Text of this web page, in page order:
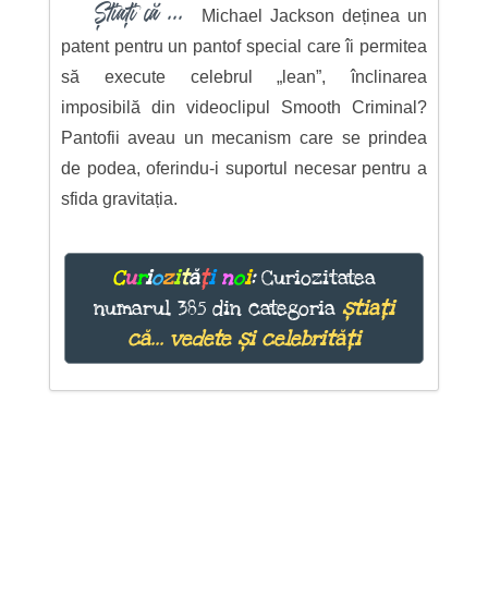
Știați că ...
Michael Jackson deținea un
patent pentru un pantof special care îi permitea
să execute celebrul „lean”, înclinarea
imposibilă din videoclipul Smooth Criminal?
Pantofii aveau un mecanism care se prindea
de podea, oferindu-i suportul necesar pentru a
sfida gravitația.
Curiozități noi:Curiozitatea
numarul 385 din categoria știați
că... vedete și celebrități